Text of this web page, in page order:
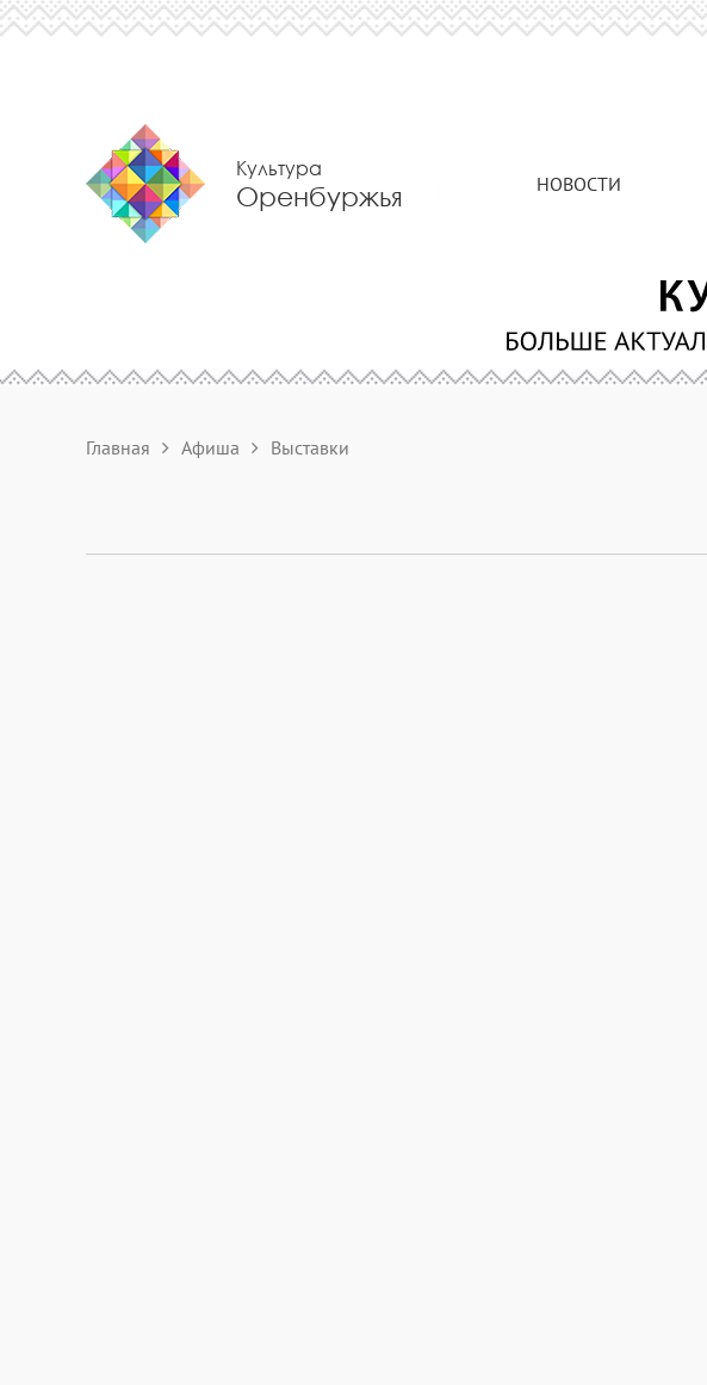
Культура
Оренбуржья НОВОСТИ
Главная Афиша Выставки